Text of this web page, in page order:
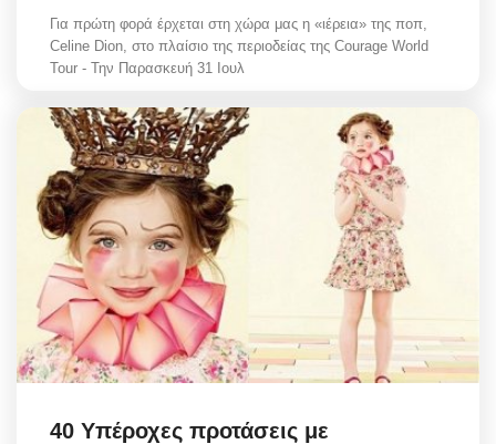
Για πρώτη φορά έρχεται στη χώρα μας η «ιέρεια» της ποπ,
Celine Dion, στο πλαίσιο της περιοδείας της Courage World
Tour - Την Παρασκευή 31 Ιουλ
40 Υπέροχες προτάσεις με